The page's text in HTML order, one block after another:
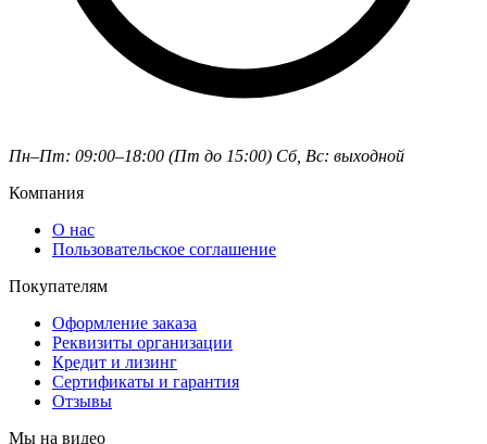
Пн–Пт: 09:00–18:00 (Пт до 15:00) Сб, Вс: выходной
Компания
О нас
Пользовательское соглашение
Покупателям
Оформление заказа
Реквизиты организации
Кредит и лизинг
Сертификаты и гарантия
Отзывы
Мы на видео